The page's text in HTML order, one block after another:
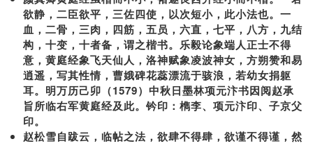
欲静，二臣欲平，三佐四使，以次短小，此小法也。一
血，二骨，三肉，四筋，五员，六直，七平，八方，九结
构，十变，十者备，谓之楷书。乐毅论象端人正士不得
意，黄庭经象飞天仙人，洛神赋象凌波神女，方朔赞和易
逍遥，写其性情，曹娥碑花蕊漂流于骇浪，若幼女捐躯
耳。明万历己卯（1579）中秋日墨林项元汴书因阅赵承
旨所临右军黄庭经及此。钤印：檇李、项元汴印、子京父
印。
赵松雪自跋云，临帖之法，欲肆不得肆，欲谨不得谨，然